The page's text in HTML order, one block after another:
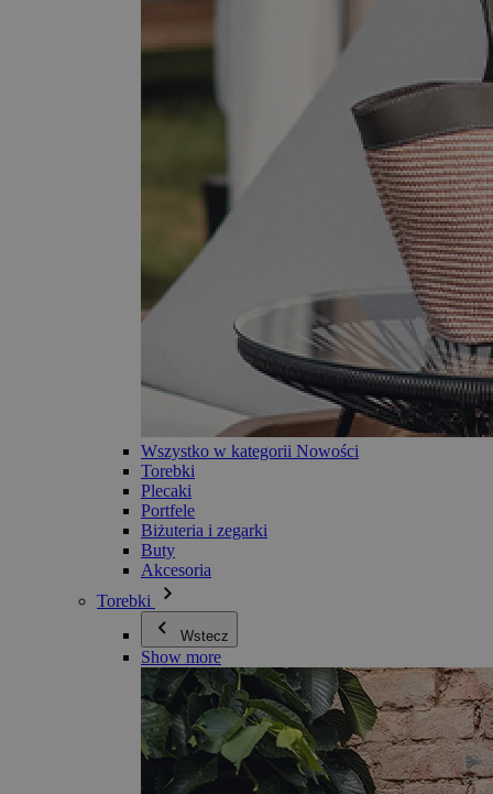
Wszystko w kategorii Nowości
Torebki
Plecaki
Portfele
Biżuteria i zegarki
Buty
Akcesoria
Torebki
Wstecz
Show more